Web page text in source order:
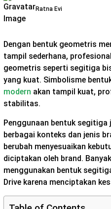
Ratna Evi
Dengan bentuk geometris
tampil sederhana,
geometris seperti segitiga
yang kuat. Simbolisme
modern akan tampil kuat,
stabilitas.
Penggunaan bentuk segitiga
berbagai konteks dan jenis
berubah menyesuaikan
diciptakan oleh brand.
menggunakan bentuk
Drive karena menciptakan